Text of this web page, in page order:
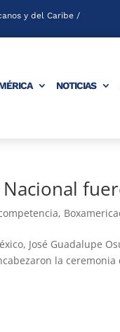
y del Caribe /
NOTICIAS
,
José Guadalupe
la